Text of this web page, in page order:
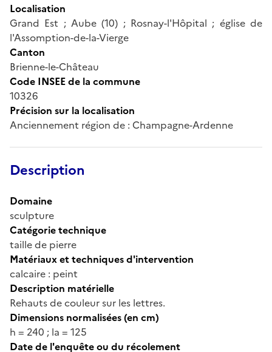
Localisation
Grand Est ; Aube (10) ; Rosnay-l'Hôpital ; église de
l'Assomption-de-la-Vierge
Canton
Brienne-le-Château
Code INSEE de la commune
10326
Précision sur la localisation
Anciennement région de : Champagne-Ardenne
Description
Domaine
sculpture
Catégorie technique
taille de pierre
Matériaux et techniques d'intervention
calcaire : peint
Description matérielle
Rehauts de couleur sur les lettres.
Dimensions normalisées (en cm)
h = 240 ; la = 125
Date de l'enquête ou du récolement